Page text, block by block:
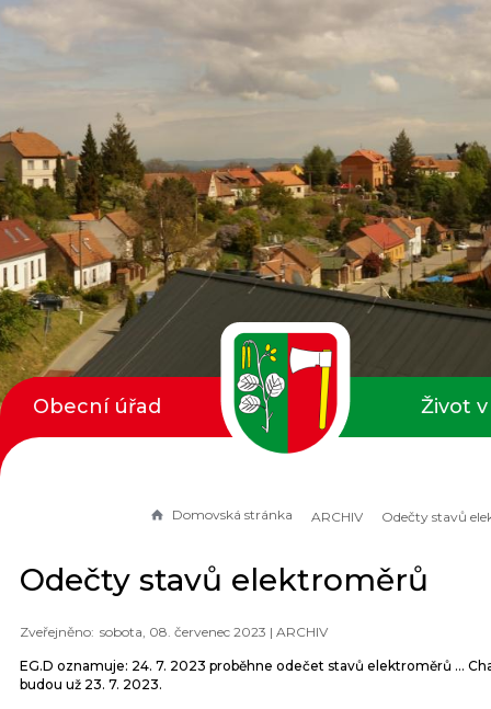
Domovská stránka ARCHIV
Odečty stavů elektroměrů
sobota, 08. červenec 2023 | ARCHIV
EG.D oznamuje: 24. 7. 2023 proběhne odečet stavů elektroměrů ...
budou už 23. 7. 2023.
Obecní úřad Život